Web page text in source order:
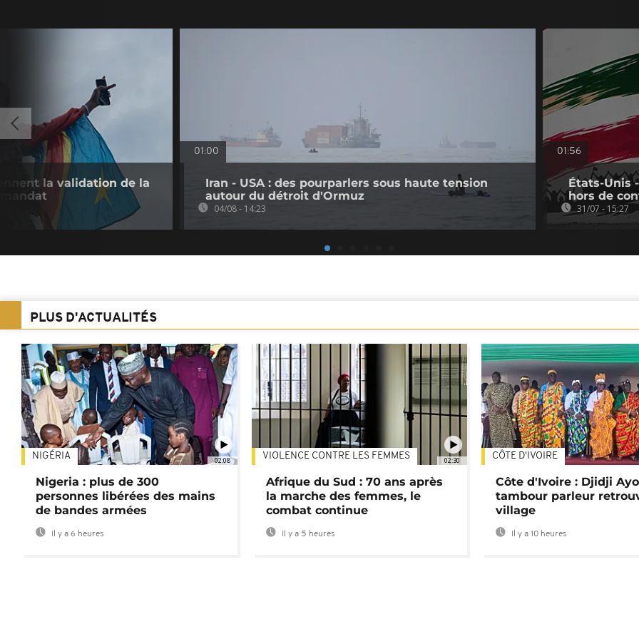
la validation de la
01:00
Iran - USA : des pourparlers sous haute tension
autour du détroit d'Ormuz
04/08 - 14:23
01:56
États-Unis
hors de
31/07 - 15:27
PLUS D'ACTUALITÉS
02:08
NIGÉRIA
Nigeria : plus de 300
personnes libérées des mains
de bandes armées
Il y a 6 heures
02:30
VIOLENCE CONTRE LES FEMMES
Afrique du Sud : 70 ans après
la marche des femmes, le
combat continue
Il y a 5 heures
CÔTE D'IVOIRE
Côte d'Ivoire : Djidji
tambour parleur
village
Il y a 10 heures